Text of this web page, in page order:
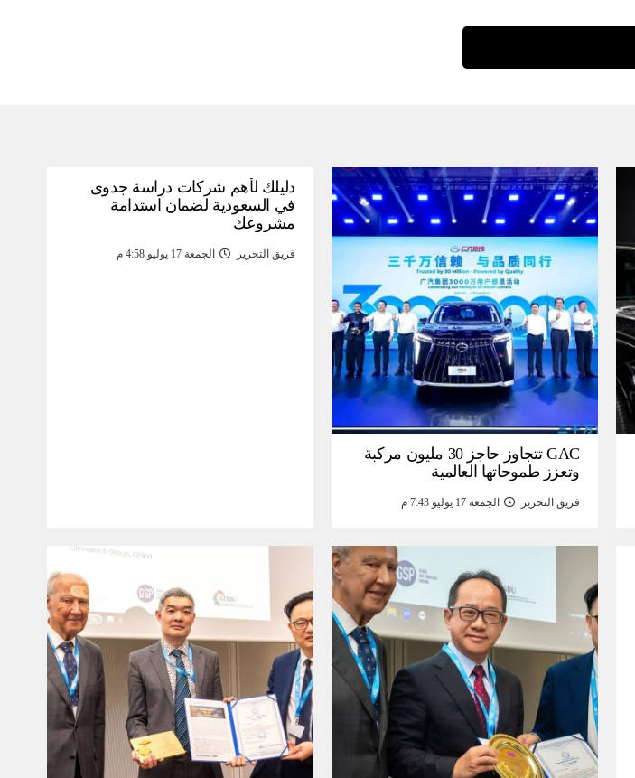
GAC تتجاوز حاجز 30 مليون مركبة
وتعزز طموحاتها العالمية
فريق التحرير الجمعة 17 يوليو 7:43 م
دليلك لأهم شركات دراسة جدوى
في السعودية لضمان استدامة
مشروعك
فريق التحرير الجمعة 17 يوليو 4:58 م